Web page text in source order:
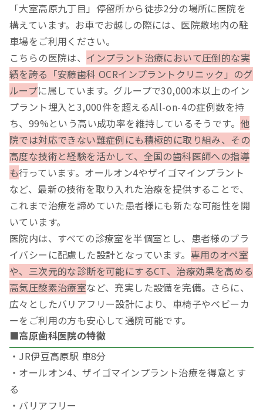
「大室高原九丁目」停留所から徒歩2分の場所に医院を
構えています。お車でお越しの際には、医院敷地内の駐
車場をご利用ください。
こちらの医院は、 インプラント治療において圧倒的な実
績を誇る「安藤歯科 OCRインプラントクリニック」のグ
ループに属しています。グループで30,000本以上のイン
プラント埋入と3,000件を超えるAll-on-4の症例数を持
ち、99%という高い成功率を維持しているそうです。 他
院では対応できない難症例にも積極的に取り組み、その
高度な技術と経験を活かして、全国の歯科医師への指導
も行っています。オールオン4やザイゴマインプラント
など、最新の技術を取り入れた治療を提供することで、
これまで治療を諦めていた患者様にも新たな可能性を開
いています。
医院内は、すべての診療室を半個室とし、患者様のプラ
イバシーに配慮した設計となっています。 専用のオペ室
や、三次元的な診断を可能にするCT、治療効果を高める
高気圧酸素治療室など、充実した設備を完備。さらに、
広々としたバリアフリー設計により、車椅子やベビーカ
ーをご利用の方も安心して通院可能です。
■高原歯科医院の特徴
・JR伊豆高原駅 車8分
・オールオン4、ザイゴマインプラント治療を得意とす
る
・バリアフリー